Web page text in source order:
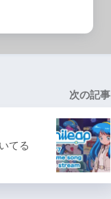
次の記事
てる